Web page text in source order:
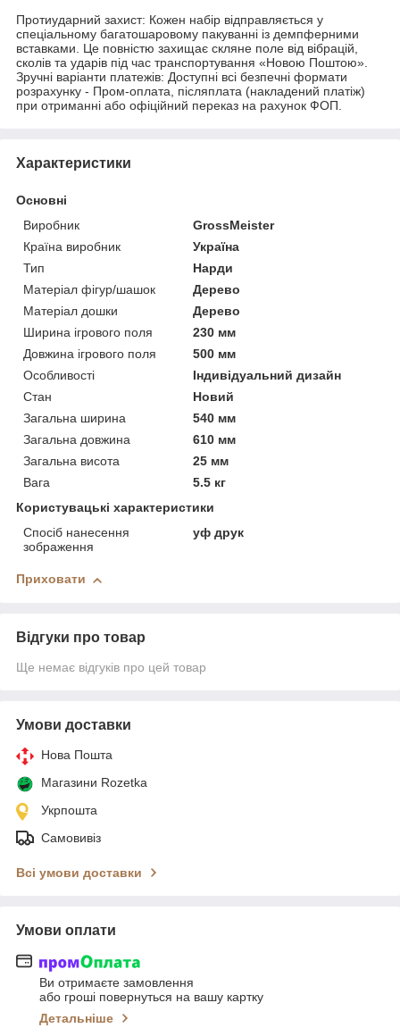
Протиударний захист: Кожен набір відправляється у
спеціальному багатошаровому пакуванні із демпферними
вставками. Це повністю захищає скляне поле від вібрацій,
сколів та ударів під час транспортування «Новою Поштою».
Зручні варіанти платежів: Доступні всі безпечні формати
розрахунку - Пром-оплата, післяплата (накладений платіж)
при отриманні або офіційний переказ на рахунок ФОП.
Характеристики
Основні
Виробник
GrossMeister
Країна виробник
Україна
Тип
Нарди
Матеріал фігур/шашок
Дерево
Матеріал дошки
Дерево
Ширина ігрового поля
230 мм
Довжина ігрового поля
500 мм
Особливості
Індивідуальний дизайн
Стан
Новий
Загальна ширина
540 мм
Загальна довжина
610 мм
Загальна висота
25 мм
Вага
5.5 кг
Користувацькі характеристики
Спосіб нанесення
зображення
уф друк
Приховати
Відгуки про товар
Ще немає відгуків про цей товар
Умови доставки
Нова Пошта
Магазини Rozetka
Укрпошта
Самовивіз
Всі умови доставки
Умови оплати
Ви отримаєте замовлення
або гроші повернуться на вашу картку
Детальніше